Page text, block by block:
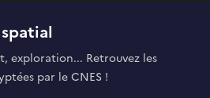
exploration... Retrouvez les
par le CNES !